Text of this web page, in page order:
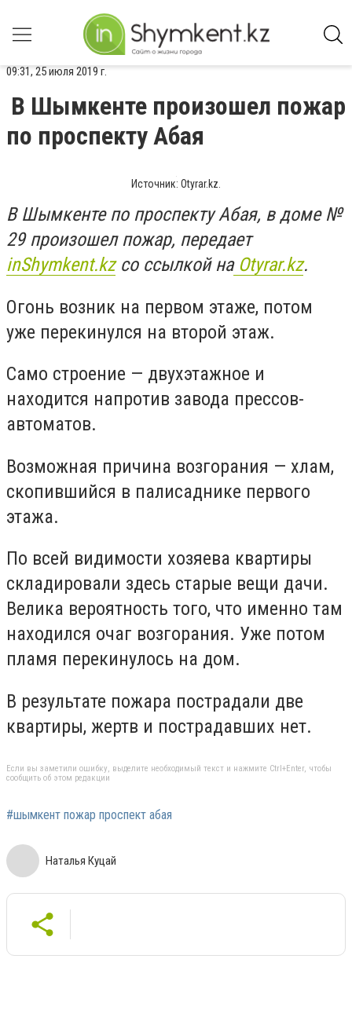
09:31, 25 июля 2019 г.
В Шымкенте произошел пожар
по проспекту Абая
Источник: Оtyrar.kz.
В Шымкенте по проспекту Абая, в доме №
29 произошел пожар, передает
inShymkent.kzсо ссылкой наОtyrar.kz.
Огонь возник на первом этаже, потом
уже перекинулся на второй этаж.
Само строение — двухэтажное и
находится напротив завода прессов-
автоматов.
Возможная причина возгорания — хлам,
скопившийся в палисаднике первого
этажа.
По всей видимости хозяева квартиры
складировали здесь старые вещи дачи.
Велика вероятность того, что именно там
находился очаг возгорания. Уже потом
пламя перекинулось на дом.
В результате пожара пострадали две
квартиры, жертв и пострадавших нет.
Если вы заметили ошибку, выделите необходимый текст и нажмите Ctrl+Enter, чтобы
сообщить об этом редакции
#шымкент пожар проспект абая
Наталья Куцай